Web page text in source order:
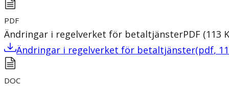
PDF
Ändringar i regelverket för betaltjänsterPDF (113
Ändringar i regelverket för betaltjänster(pdf,
DOC